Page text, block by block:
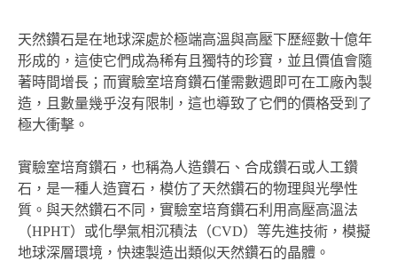
天然鑽石是在地球深處於極端高溫與高壓下歷經數十億年
形成的，這使它們成為稀有且獨特的珍寶，並且價值會隨
著時間增長；而實驗室培育鑽石僅需數週即可在工廠內製
造，且數量幾乎沒有限制，這也導致了它們的價格受到了
極大衝擊。
實驗室培育鑽石，也稱為人造鑽石、合成鑽石或人工鑽
石，是一種人造寶石，模仿了天然鑽石的物理與光學性
質。與天然鑽石不同，實驗室培育鑽石利用高壓高溫法
（HPHT）或化學氣相沉積法（CVD）等先進技術，模擬
地球深層環境，快速製造出類似天然鑽石的晶體。